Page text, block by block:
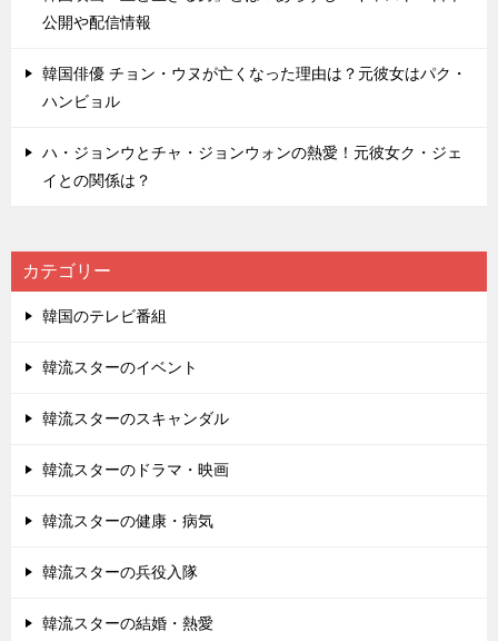
公開や配信情報
韓国俳優 チョン・ウヌが亡くなった理由は？元彼女はパク・
ハンビョル
ハ・ジョンウとチャ・ジョンウォンの熱愛！元彼女ク・ジェ
イとの関係は？
カテゴリー
韓国のテレビ番組
韓流スターのイベント
韓流スターのスキャンダル
韓流スターのドラマ・映画
韓流スターの健康・病気
韓流スターの兵役入隊
韓流スターの結婚・熱愛